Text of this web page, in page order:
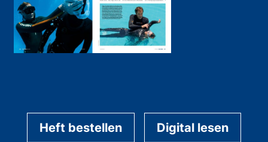
Heft bestellen Digital lesen